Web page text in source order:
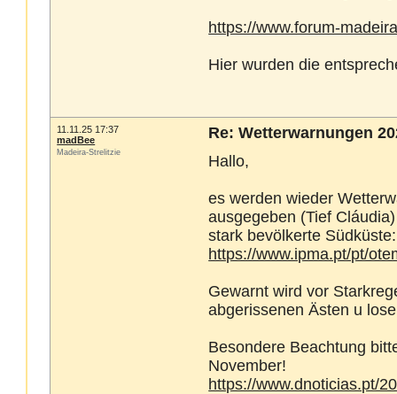
https://www.forum-
Hier wurden die
11.11.25 17:37
madBee
Madeira-Strelitzie
Re: Wetterwarnungen
Hallo,
es werden wieder
ausgegeben (Tief
stark bevölkerte Südküste:
https://www.ipma.pt/pt/
Gewarnt wird vor
abgerissenen Ästen u
Besondere Beachtung
November!
https://www.dnoticias.pt/